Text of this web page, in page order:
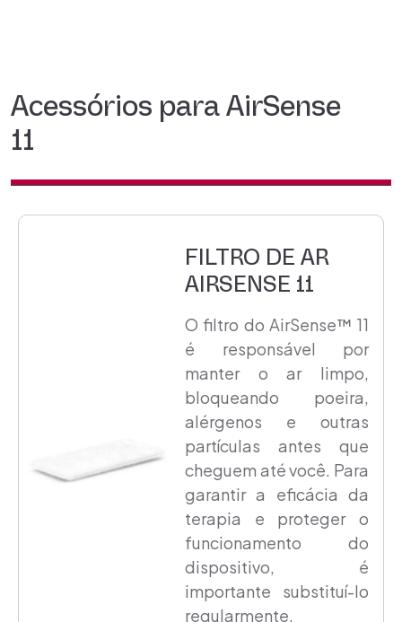
Acessórios para AirSense
11
FILTRO DE AR
AIRSENSE 11
O filtro do AirSense™ 11
é responsável por
manter o ar limpo,
bloqueando poeira,
alérgenos e outras
partículas antes que
cheguem até você. Para
garantir a eficácia da
terapia e proteger o
funcionamento do
dispositivo, é
importante substituí-lo
regularmente.